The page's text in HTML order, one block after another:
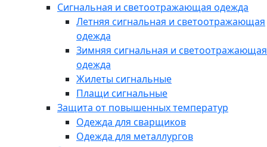
Сигнальная и светоотражающая одежда
Летняя сигнальная и светоотражающая
одежда
Зимняя сигнальная и светоотражающая
одежда
Жилеты сигнальные
Плащи сигнальные
Защита от повышенных температур
Одежда для сварщиков
Одежда для металлургов